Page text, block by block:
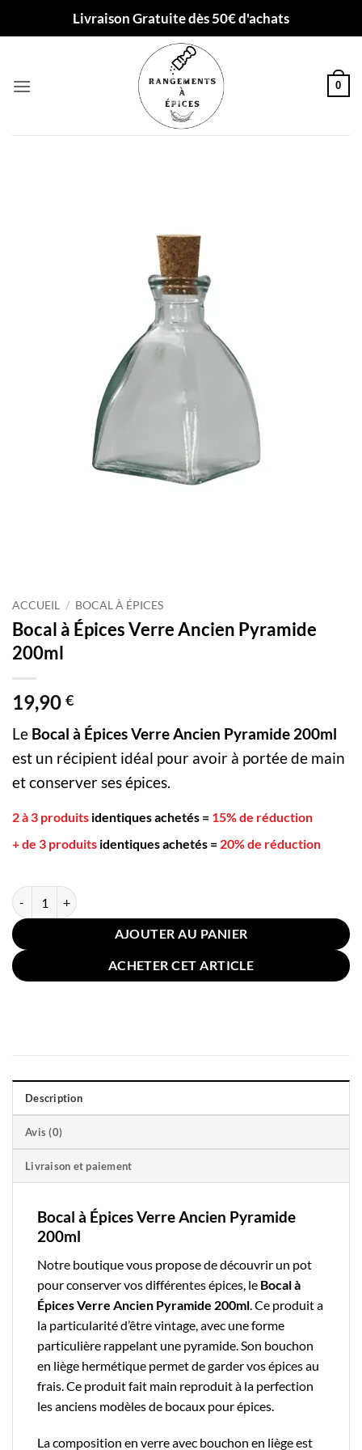
Livraison Gratuite dès 50€ d'achats
0
ACCUEIL / BOCAL À ÉPICES
Bocal à Épices Verre Ancien Pyramide
200ml
19,90 €
Le Bocal à Épices Verre Ancien Pyramide 200ml
est un récipient idéal pour avoir à portée de main
et conserver ses épices.
2 à 3 produits identiques achetés = 15% de réduction
+ de 3 produits identiques achetés = 20% de réduction
quantité de Bocal à Épices Verre Ancien Pyramide 200ml
AJOUTER AU PANIER
ACHETER CET ARTICLE
Description
Avis (0)
Livraison et paiement
Bocal à Épices Verre Ancien Pyramide
200ml
Notre boutiquevous propose de découvrir un pot
pour conserver vos différentes épices, le Bocal à
Épices Verre Ancien Pyramide 200ml . Ce produit a
la particularité d’être vintage, avec une forme
particulière rappelant une pyramide. Son bouchon
en liège hermétique permet de garder vos épices au
frais. Ce produit fait main reproduit à la perfection
les anciens modèles de bocaux pour épices
La composition en verre avec bouchon en liège est